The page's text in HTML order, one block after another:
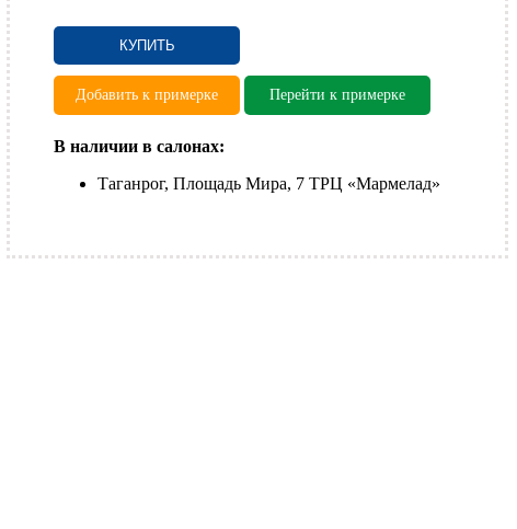
КУПИТЬ
Добавить к примерке Перейти к примерке
В наличии в салонах:
Таганрог, Площадь Мира, 7 ТРЦ «Мармелад»